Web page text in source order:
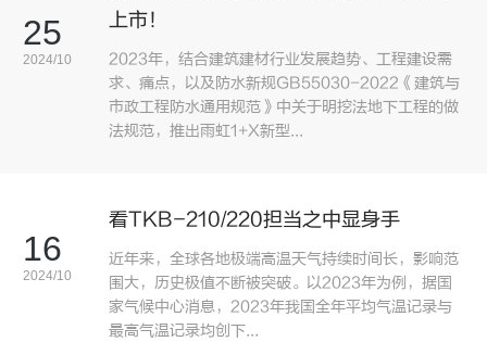
25
2024/10
上市！
2023年，结合建筑建材行业发展趋势、工程建设需
求、痛点，以及防水新规GB55030-2022《建筑与
市政工程防水通用规范》中关于明挖法地下工程的做
法规范，推出雨虹1+X新型...
16
2024/10
看TKB-210/220担当之中显身手
近年来，全球各地极端高温天气持续时间长，影响范
围大，历史极值不断被突破。以2023年为例，据国
家气候中心消息，2023年我国全年平均气温记录与
最高气温记录均创下...